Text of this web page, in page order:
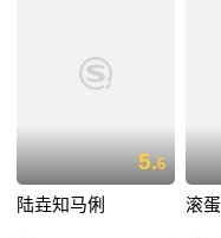
5.6
陆垚知马俐 滚